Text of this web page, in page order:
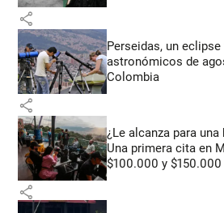
share
Perseidas, un
astronómicos de
Colombia
share
¿Le alcanza para
Una primera cita en
$100.000 y $150.000
share